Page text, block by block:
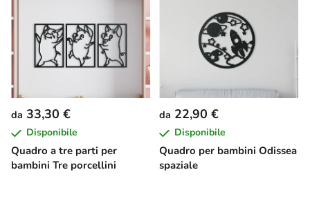
Quadro a tre parti per
bambini Tre porcellini
da 33,30 €
Disponibile
Quadro per bambini Odissea
spaziale
da 22,90 €
Disponibile